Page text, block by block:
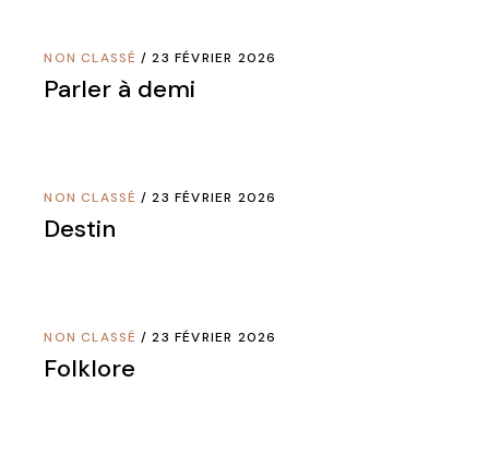
NON CLASSÉ 23 FÉVRIER 2026
Parler à demi
NON CLASSÉ 23 FÉVRIER 2026
Destin
NON CLASSÉ 23 FÉVRIER 2026
Folklore